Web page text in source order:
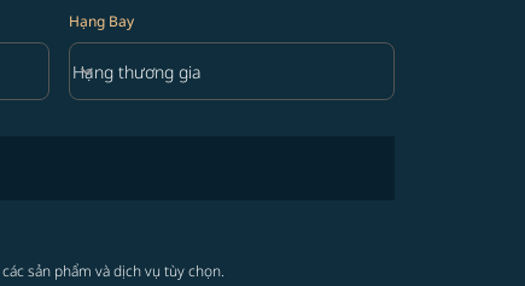
Hạng Bay
Hạng Bay option Hạng thương gia Selected
Hạng thương gia
keyboard_arrow_down
sản phẩm và dịch vụ tùy chọn.